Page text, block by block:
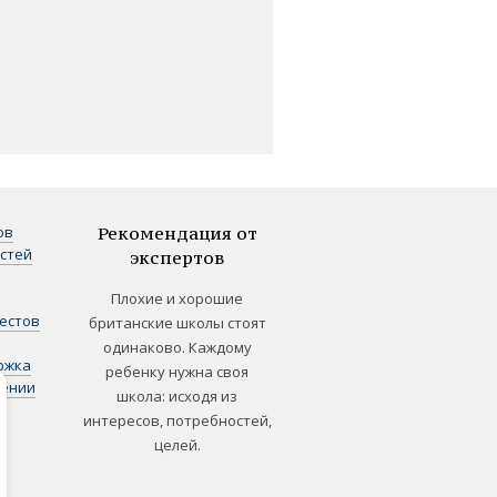
Рекомендация от
экспертов
Плохие и хорошие
британские школы стоят
одинаково. Каждому
ребенку нужна своя
школа: исходя из
интересов, потребностей,
целей.